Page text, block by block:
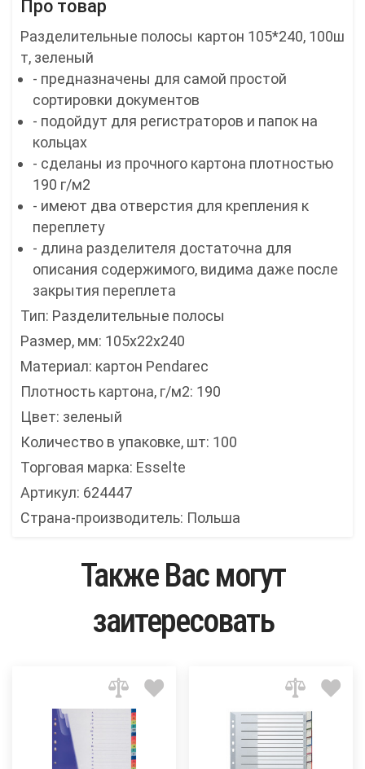
Про товар
Разделительные полосы картон 105*240, 100ш
т, зеленый
- предназначены для самой простой
сортировки документов
- подойдут для регистраторов и папок на
кольцах
- сделаны из прочного картона плотностью
190 г/м2
- имеют два отверстия для крепления к
переплету
- длина разделителя достаточна для
описания содержимого, видима даже после
закрытия переплета
Тип: Разделительные полосы
Размер, мм: 105х22x240
Материал: картон Pendarec
Плотность картона, г/м2: 190
Цвет: зеленый
Количество в упаковке, шт: 100
Торговая марка: Esselte
Артикул: 624447
Страна-производитель: Польша
Также Вас могут
заитересовать